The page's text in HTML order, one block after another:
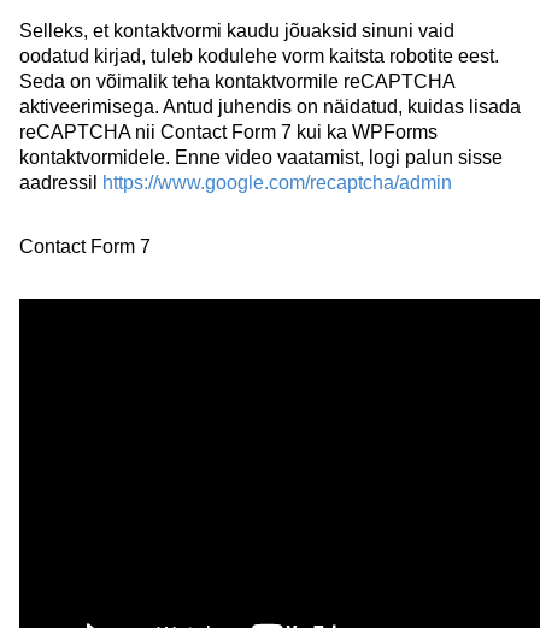
Selleks, et kontaktvormi kaudu jõuaksid sinuni vaid
oodatud kirjad, tuleb kodulehe vorm kaitsta robotite eest.
Seda on võimalik teha kontaktvormile reCAPTCHA
aktiveerimisega. Antud juhendis on näidatud, kuidas lisada
reCAPTCHA nii Contact Form 7 kui ka WPForms
kontaktvormidele. Enne video vaatamist, logi palun sisse
aadressil
https://www.google.com/recaptcha/admin
Contact Form 7